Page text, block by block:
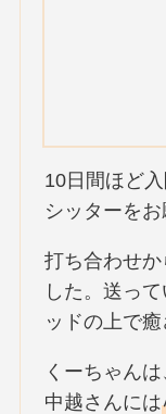
10日間ほど
シッターをお
打ち合わせ
した。送っ
ッドの上で癒
くーちゃん
中越さんには